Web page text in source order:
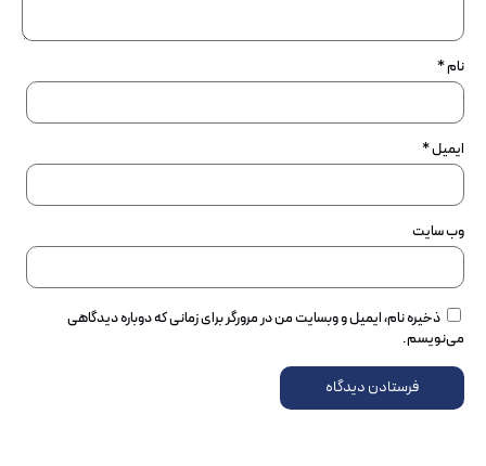
نام*
ایمیل*
وب‌ سایت
ذخیره نام، ایمیل و وبسایت من در مرورگر برای زمانی که دوباره دیدگاهی
می‌نویسم.